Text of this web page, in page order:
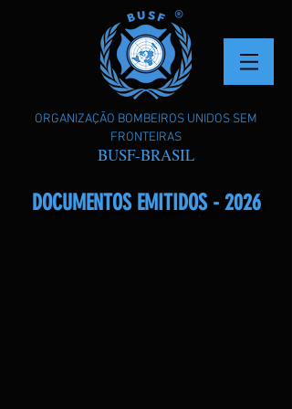
ORGANIZAÇÃO BOMBEIROS UNIDOS SEM
FRONTEIRAS
BUSF-BRASIL
DOCUMENTOS EMITIDOS - 2026